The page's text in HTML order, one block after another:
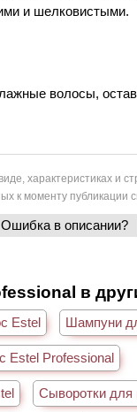
и шелковистыми.
волосы,
характеристиках и
к моменту публикации
Ошибка в описании?
в
Estel Шампуни
Estel Professional
Сыворотки для